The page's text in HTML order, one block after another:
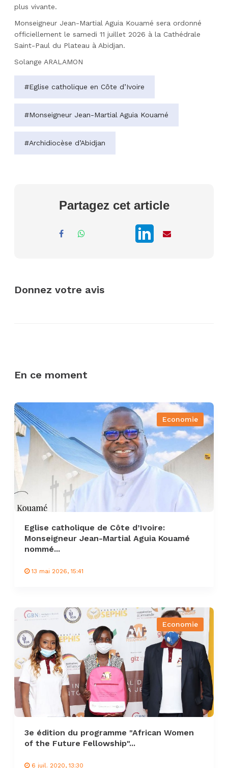
plus vivante.
Monseigneur Jean-Martial Aguia Kouamé sera ordonné
officiellement le samedi 11 juillet 2026 à la Cathédrale
Saint-Paul du Plateau à Abidjan.
Solange ARALAMON
#Eglise catholique en Côte d’Ivoire
#Monseigneur Jean-Martial Aguia Kouamé
#Archidiocèse d’Abidjan
Partagez cet article
Donnez votre avis
En ce moment
Economie
Eglise catholique de Côte d’Ivoire:
Monseigneur Jean-Martial Aguia Kouamé
nommé...
13 mai 2026, 15:41
Economie
3e édition du programme "African Women
of the Future Fellowship"...
6 juil. 2020, 13:30